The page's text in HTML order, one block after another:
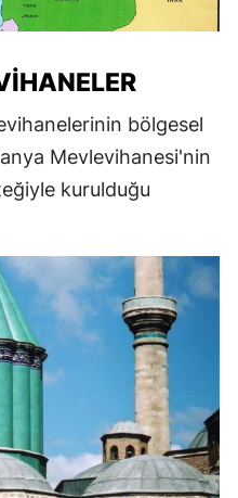
bölgesel
Mevlevihanesi'nin
kurulduğu